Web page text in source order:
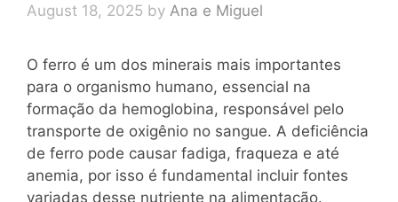
August 18, 2025 by Ana e Miguel
O ferro é um dos minerais mais importantes
para o organismo humano, essencial na
formação da hemoglobina, responsável pelo
transporte de oxigênio no sangue. A deficiência
de ferro pode causar fadiga, fraqueza e até
anemia, por isso é fundamental incluir fontes
variadas desse nutriente na alimentação.